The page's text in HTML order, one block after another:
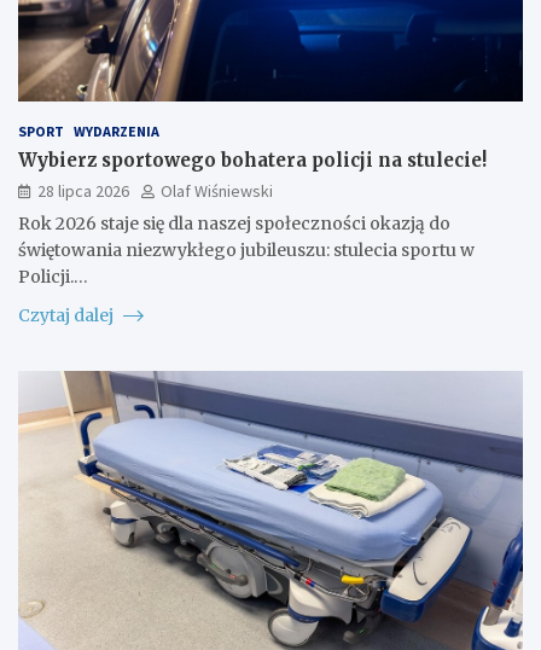
SPORT WYDARZENIA
Wybierz sportowego bohatera policji na stulecie!
28 lipca 2026
Olaf Wiśniewski
Rok 2026 staje się dla naszej społeczności okazją do
świętowania niezwykłego jubileuszu: stulecia sportu w
Policji.…
Czytaj dalej